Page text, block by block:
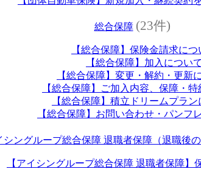
総合保障 (23件)
【総合保障】保険金請求につ
【総合保障】加入について
【総合保障】変更・解約・更新
【総合保障】ご加入内容、保障・特
【総合保障】積立ドリームプラン
【総合保障】お問い合わせ・パンフ
シングループ総合保障 退職者保障（退職後の
【アイシングループ総合保障 退職者保障】